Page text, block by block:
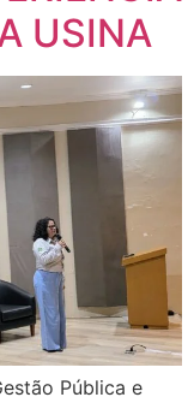
USINA
Pública e